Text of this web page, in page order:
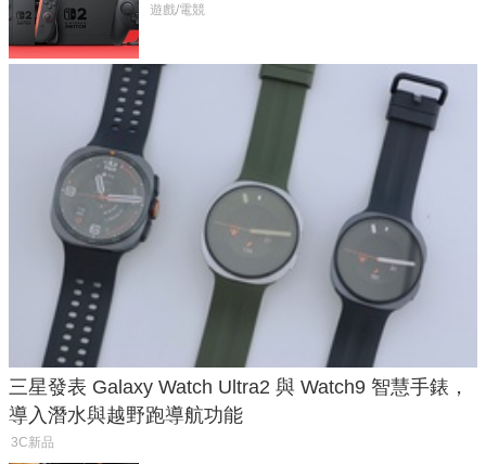
戲卡的選擇
遊戲/電競
三星發表 Galaxy Watch Ultra2 與 Watch9 智慧手錶，
導入潛水與越野跑導航功能
3C新品